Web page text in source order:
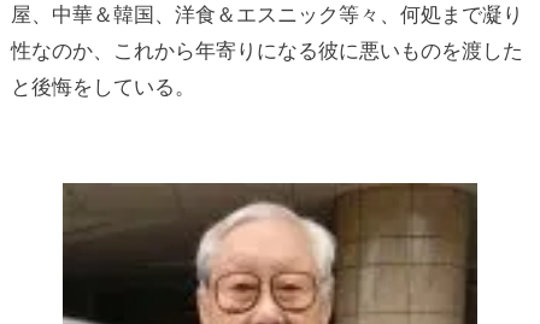
屋、中華＆韓国、洋食＆エスニック等々、何処まで凝り
性なのか、これから年寄りになる彼に悪いものを渡した
と後悔をしている。